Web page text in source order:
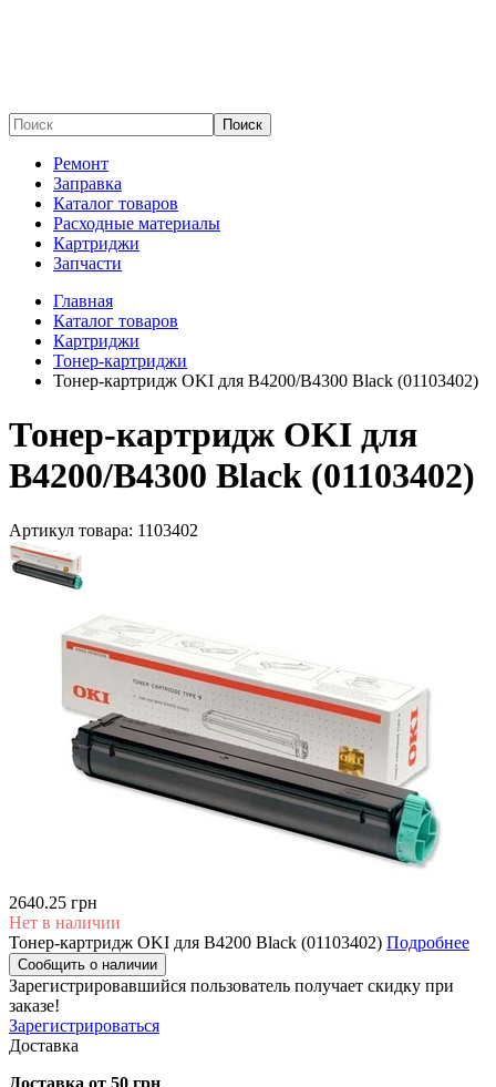
Поиск
Ремонт
Заправка
Каталог товаров
Расходные материалы
Картриджи
Запчасти
Главная
Каталог товаров
Картриджи
Тонер-картриджи
Тонер-картридж OKI для B4200/B4300 Black (01103402)
Тонер-картридж OKI для
B4200/B4300 Black (01103402)
Артикул товара: 1103402
2640.25 грн
Нет в наличии
Тонер-картридж OKI для B4200 Black (01103402) Подробнее
Сообщить о наличии
Зарегистрировавшийся пользователь получает скидку при
заказе!
Зарегистрироваться
Доставка
Доставка от 50 грн